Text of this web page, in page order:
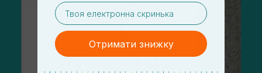
email
Отримати знижку